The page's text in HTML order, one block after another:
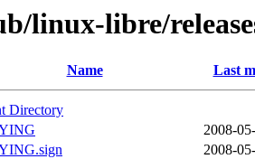
linux-libre/
Name Last
Directory
2008-
2008-